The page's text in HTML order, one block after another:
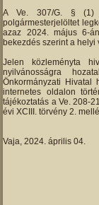
A Ve. 307/G. § (1)
polgármesterjelöltet
azaz 2024. május 6-
bekezdés szerint a helyi
Jelen közleményta
nyilvánosságra
Önkormányzati Hivatal
internetes oldalon
tájékoztatás a Ve. 208-
évi XCIII. törvény 2.
Vaja, 2024. április